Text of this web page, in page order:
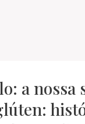
a nossa